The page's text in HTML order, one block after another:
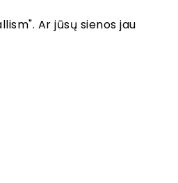
Ar jūsų sienos jau